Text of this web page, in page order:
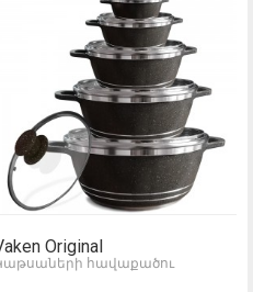
Original
հավաքածու